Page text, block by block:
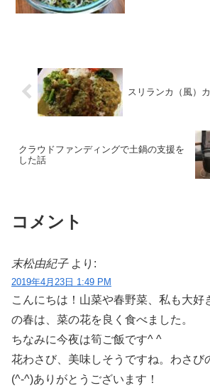
スリランカ（風）
クラウドファンディングで土鍋の支援を
した話
コメント
末松由紀子 より:
2019年4月23日 1:49 PM
こんにちは！山菜や春野菜、私も大好
の春は、菜の花を良く食べました。
ちなみに今夜は筍ご飯です^ ^
花わさび、美味しそうですね。わさび
(^-^)ありがとうございます！